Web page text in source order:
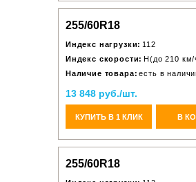
255/60R18
Индекс нагрузки: 112
Индекс скорости: H(до 210 км/
Наличие товара: есть в
13 848 руб./шт.
КУПИТЬ В 1 КЛИК В
255/60R18